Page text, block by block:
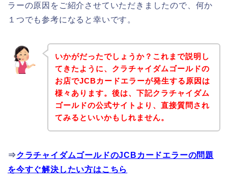
ラーの原因をご紹介させていただきましたので、何か
１つでも参考になると幸いです。
いかがだったでしょうか？これまで説明し
てきたように、クラチャイダムゴールドの
お店でJCBカードエラーが発生する原因は
様々あります。後は、下記クラチャイダム
ゴールドの公式サイトより、直接質問され
てみるといいかもしれません。
⇒クラチャイダムゴールドのJCBカードエラーの問題
を今すぐ解決したい方はこちら